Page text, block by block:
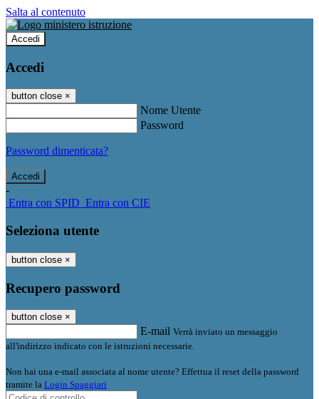
Salta al contenuto
Accedi
Accedi
button close ×
Nome Utente
Password
Password dimenticata?
-
Entra con SPID Entra con CIE
Seleziona utente
button close ×
Recupero password
button close ×
E-mail Verrà inviato un messaggio
all'indirizzo indicato con le istruzioni necessarie.
Non hai una e-mail associata al nome utente? Effettua il reset della password
tramite la Login Spaggiari